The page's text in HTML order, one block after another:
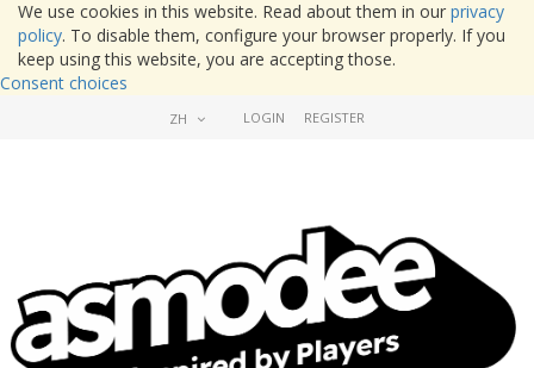
We use cookies in this website. Read about them in our privacy
policy. To disable them, configure your browser properly. If you
keep using this website, you are accepting those.
Consent choices
ZH LOGIN REGISTER